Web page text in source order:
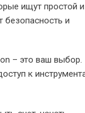
ищут простой и
безопасность и
– это ваш выбор.
к